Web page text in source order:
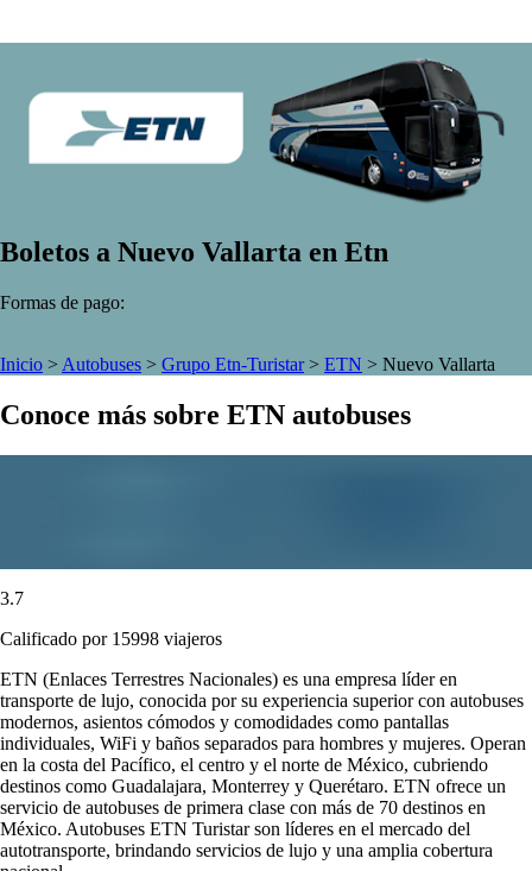
Boletos a Nuevo Vallarta en Etn
Formas de pago:
Inicio > Autobuses > Grupo Etn-Turistar> ETN > Nuevo Vallarta
Conoce más sobre ETN autobuses
3.7
Calificado por 15998 viajeros
ETN (Enlaces Terrestres Nacionales) es una empresa líder en
transporte de lujo, conocida por su experiencia superior con autobuses
modernos, asientos cómodos y comodidades como pantallas
individuales, WiFi y baños separados para hombres y mujeres. Operan
en la costa del Pacífico, el centro y el norte de México, cubriendo
destinos como Guadalajara, Monterrey y Querétaro. ETN ofrece un
servicio de autobuses de primera clase con más de 70 destinos en
México. Autobuses ETN Turistar son líderes en el mercado del
autotransporte, brindando servicios de lujo y una amplia cobertura